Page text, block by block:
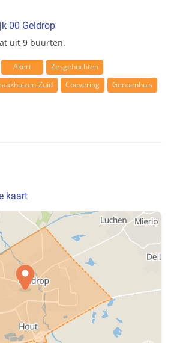
00 Geldrop
uit 9 buurten.
Akert
Zesgehuchten
Zuid Coevering
Genoenhuis
kaart